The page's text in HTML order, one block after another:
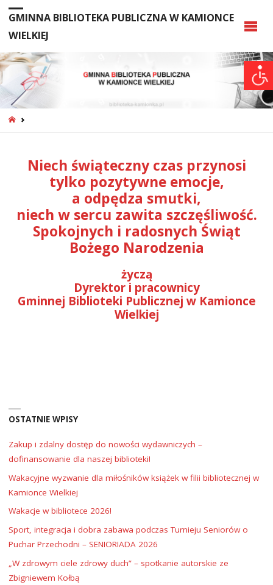
GMINNA BIBLIOTEKA PUBLICZNA W KAMIONCE
WIELKIEJ
STRONA
Niech świąteczny czas przynosi
tylko pozytywne emocje,
a odpędza smutki,
niech w sercu zawita szczęśliwość.
Spokojnych i radosnych Świąt
Bożego Narodzenia
życzą
Dyrektor i pracownicy
Gminnej Biblioteki Publicznej w Kamionce
Wielkiej
OSTATNIE WPISY
Zakup i zdalny dostęp do nowości wydawniczych –
dofinansowanie dla naszej biblioteki!
Wakacyjne wyzwanie dla miłośników książek w filii bibliotecznej w
Kamionce Wielkiej
Wakacje w bibliotece 2026!
Sport, integracja i dobra zabawa podczas Turnieju Seniorów o
Puchar Przechodni – SENIORIADA 2026
„W zdrowym ciele zdrowy duch” – spotkanie autorskie ze
Zbigniewem Kołbą